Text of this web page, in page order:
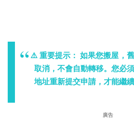
⚠️ 重要提示： 如果您搬屋 ，
取消， 不會自動轉移。您必
地址重新提交申請，才能繼
廣告